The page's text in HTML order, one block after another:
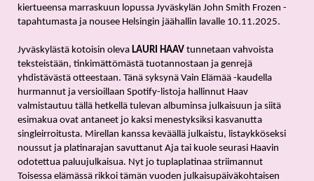
kiertueensa marraskuun lopussa Jyväskylän John Smith Frozen -
tapahtumasta ja nousee Helsingin jäähallin lavalle 10.11.2025.
Jyväskylästä kotoisin oleva LAURI HAAV tunnetaan vahvoista
teksteistään, tinkimättömästä tuotannostaan ja genrejä
yhdistävästä otteestaan. Tänä syksynä Vain Elämää -kaudella
hurmannut ja versioillaan Spotify-listoja hallinnut Haav
valmistautuu tällä hetkellä tulevan albuminsa julkaisuun ja siitä
esimakua ovat antaneet jo kaksi menestyksiksi kasvanutta
singleirroitusta. Mirellan kanssa keväällä julkaistu, listaykköseksi
noussut ja platinarajan savuttanut Aja tai kuole seurasi Haavin
odotettua paluujulkaisua. Nyt jo tuplaplatinaa striimannut
Toisessa elämässä rikkoi tämän vuoden julkaisupäiväkohtaisen